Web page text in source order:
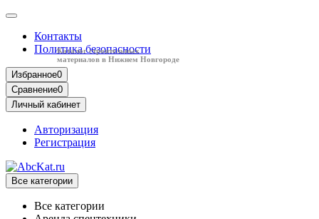
Контакты
Политика безопасности
Избранное0
Сравнение0
Личный кабинет
Авторизация
Регистрация
Каталог строительных
материалов в Нижнем Новгороде
Все категории
Все категории